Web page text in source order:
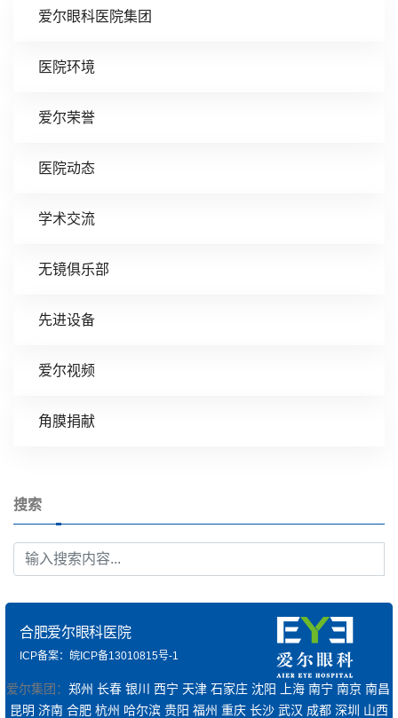
爱尔眼科医院集团
医院环境
爱尔荣誉
医院动态
学术交流
无镜俱乐部
先进设备
爱尔视频
角膜捐献
搜索
合肥爱尔眼科医院
ICP备案：皖ICP备13010815号-1
爱尔集团： 郑州 长春 银川 西宁 天津 石家庄 沈阳 上海 南宁 南京 南昌
昆明 济南 合肥 杭州 哈尔滨 贵阳 福州 重庆 长沙 武汉 成都 深圳 山西